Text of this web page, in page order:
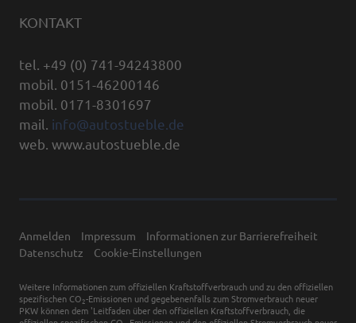
KONTAKT
tel. +49 (0) 741-94243800
mobil. 0151-46200146
mobil. 0171-8301697
mail. info@autostueble.de
web. www.autostueble.de
Anmelden Impressum
Informationen zur Barrierefreiheit
Datenschutz
Cookie-Einstellungen
Weitere Informationen zum offiziellen Kraftstoffverbrauch und zu den offiziellen
spezifischen CO 2-Emissionen und gegebenenfalls zum Stromverbrauch neuer
PKW können dem 'Leitfaden über den offiziellen Kraftstoffverbrauch, die